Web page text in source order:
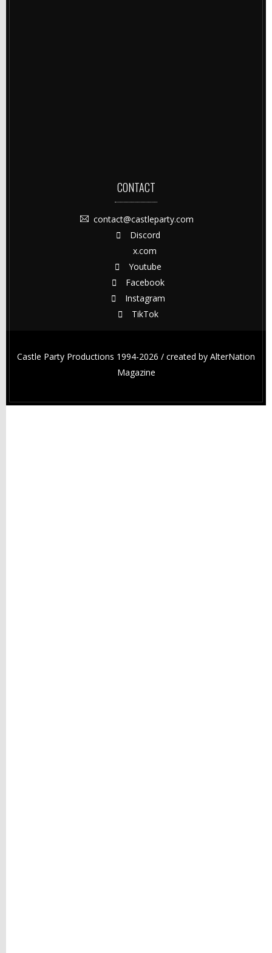
CONTACT
contact@castleparty.com
Discord
x.com
Youtube
Facebook
Instagram
TikTok
Castle Party Productions 1994-2026 / created by AlterNation
Magazine